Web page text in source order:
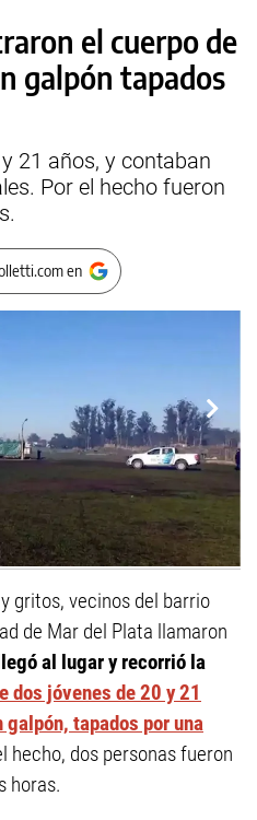
el cuerpo de
galpón tapados
21 años, y contaban
Por el hecho fueron
en
gritos, vecinos del barrio
de Mar del Plata llamaron
al lugar y recorrió la
dos jóvenes de 20 y 21
tapados por una
hecho, dos personas fueron
horas.